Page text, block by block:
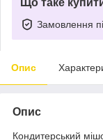
Замовлення
Опис
Опис
Кондитерський